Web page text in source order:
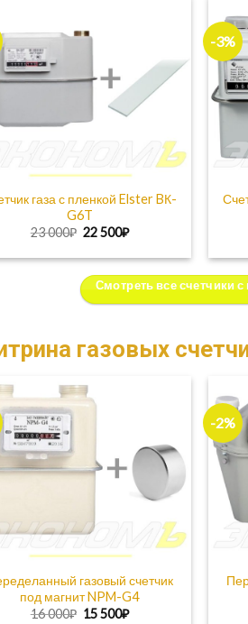
газа с пленкой Elster BК-
G6T
23 000₽ Первоначальная
составляла
000₽.
22 500₽Текущая
22
-3%
Смотреть все счетчики с
газовых
газовый счетчик
под магнит NPM-G4
16 000₽ Первоначальная
15 500₽Текущая
-2%